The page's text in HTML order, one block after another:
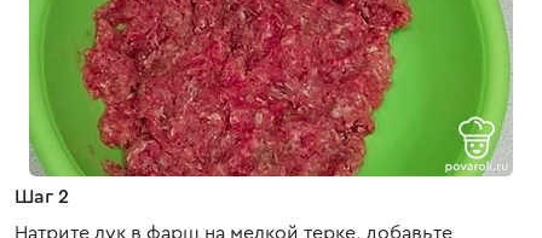
Шаг 2
Натрите лук в фарш на мелкой терке, добавьте